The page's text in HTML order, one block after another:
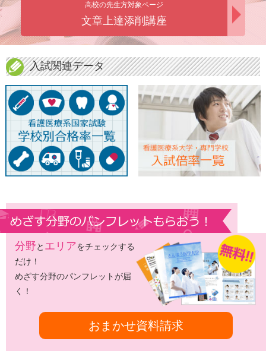
高校の先生方対象ページ
文章上達添削講座
入試関連データ
分野と エリアをチェックする
だけ！
めざす分野のパンフレットが届
く！
おまかせ資料請求